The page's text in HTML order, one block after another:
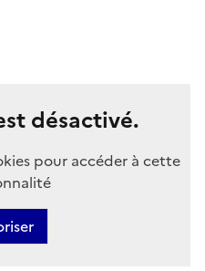
désactivé.
pour accéder à cette